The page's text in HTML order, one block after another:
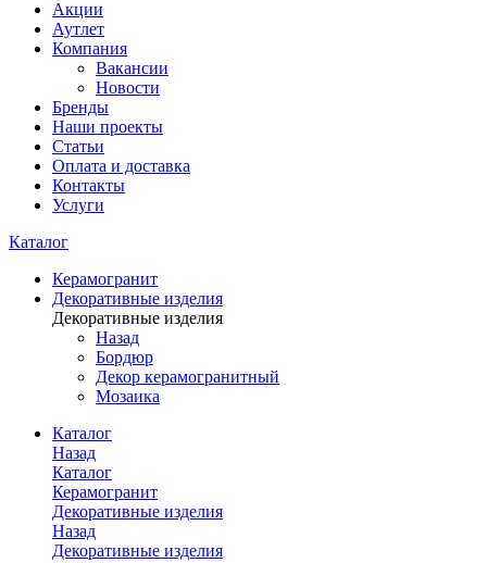
Акции
Аутлет
Компания
Вакансии
Новости
Бренды
Наши проекты
Статьи
Оплата и доставка
Контакты
Услуги
Каталог
Керамогранит
Декоративные изделия
Декоративные изделия
Назад
Бордюр
Декор керамогранитный
Мозаика
Каталог
Назад
Каталог
Керамогранит
Декоративные изделия
Назад
Декоративные изделия